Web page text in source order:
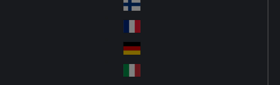
nm
ark
Fin
d
Fra
nc
e
Ge